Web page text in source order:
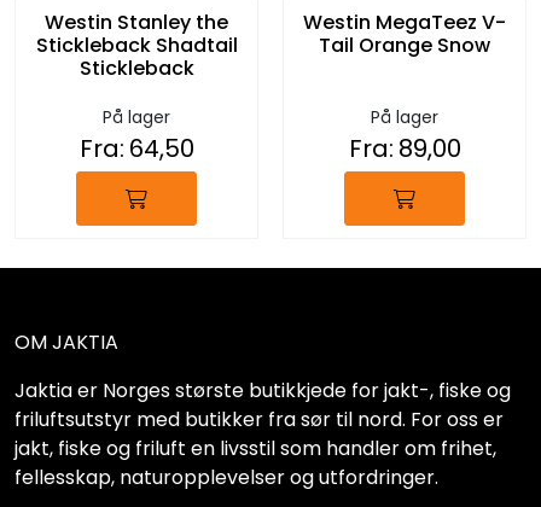
Westin Stanley the
Stickleback Shadtail
Stickleback
På lager
Fra: 64,50
Westin MegaTeez V-
Tail Orange Snow
På lager
Fra: 89,00
OM JAKTIA
Jaktia er Norges største butikkjede for jakt-, fiske og
friluftsutstyr med butikker fra sør til nord. For oss er
jakt, fiske og friluft en livsstil som handler om frihet,
fellesskap, naturopplevelser og utfordringer.